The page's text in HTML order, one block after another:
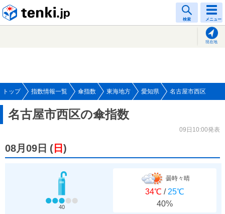
検索 メニュー
現在地
トップ 指数情報一覧 傘指数 東海地方 愛知県 名古屋市西区
名古屋市西区の傘指数
09日10:00発表
08月09日 ( 日 )
40
曇時々晴
34℃ / 25℃
40%